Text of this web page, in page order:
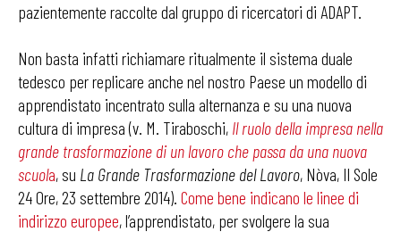
pazientemente raccolte dal gruppo di ricercatori di ADAPT.
Non basta infatti richiamare ritualmente il sistema duale
tedesco per replicare anche nel nostro Paese un modello di
apprendistato incentrato sulla alternanza e su una nuova
cultura di impresa (v. M. Tiraboschi, Il ruolo della impresa nella
grande trasformazione di un lavoro che passa da una nuova
scuola, su La Grande Trasformazione del Lavoro, Nòva, Il Sole
24 Ore, 23 settembre 2014). Come bene indicano le linee di
indirizzo europee, l’apprendistato, per svolgere la sua